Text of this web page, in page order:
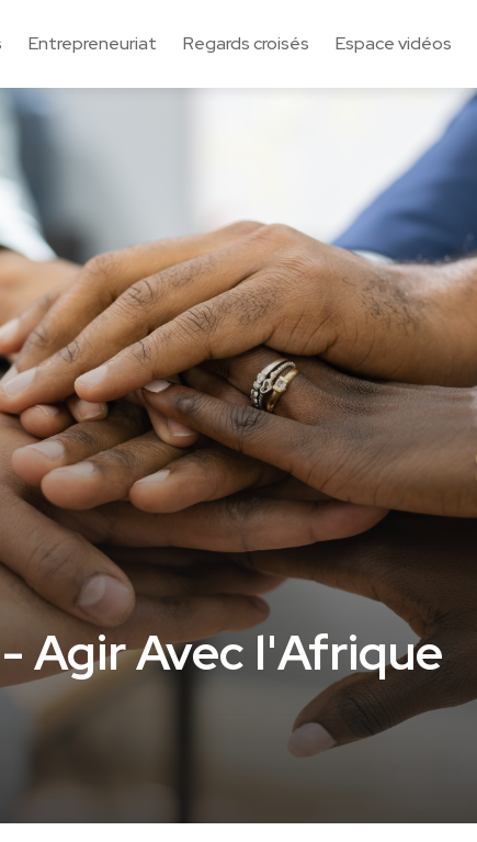
Entrepreneuriat Regards croisés Espace vidéos
Agir Avec l'Afrique